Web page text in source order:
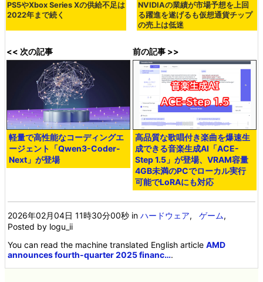
PS5やXbox Series Xの供給不足は
2022年まで続く
NVIDIAの業績が市場予想を上回
る躍進を遂げるも仮想通貨チップ
の売上は低迷
<< 次の記事
軽量で高性能なコーディングエ
ージェント「Qwen3-Coder-
Next」が登場
前の記事 >>
高品質な歌唱付き楽曲を爆速生
成できる音楽生成AI「ACE-
Step 1.5」が登場、VRAM容量
4GB未満のPCでローカル実行
可能でLoRAにも対応
2026年02月04日 11時30分00秒 inハードウェア,ゲーム,
Posted by logu_ii
You can read the machine translated English articleAMD
announces fourth-quarter 2025 financ….